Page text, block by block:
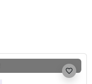
favorite_border